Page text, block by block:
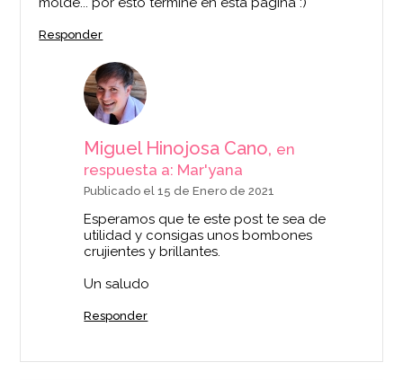
Cuchara de silicona
con termómetro
21,90€
AÑADIR
Termómetro digital
Ibili
18,95€
Responder
Miguel Hinojosa Cano, en
respuesta a: Mar'yana
Publicado el 15 de Enero de 2021
Esperamos que te este post te sea de
utilidad y consigas unos bombones
crujientes y brillantes.
Un saludo
Responder